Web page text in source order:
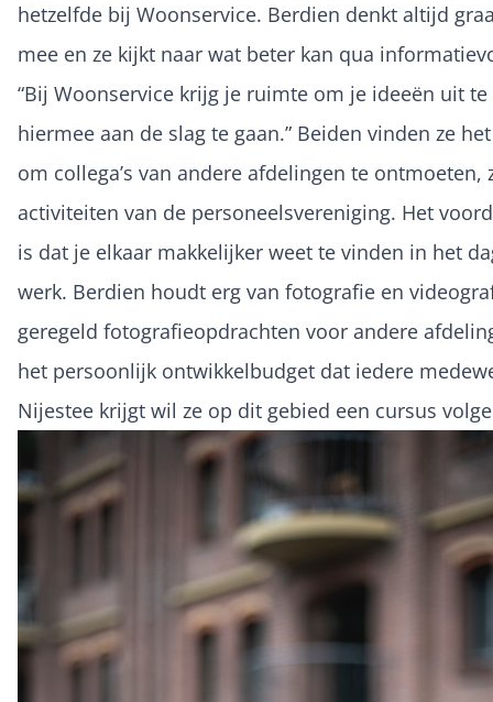
hetzelfde bij Woonservice. Berdien denkt altijd
mee en ze kijkt naar wat beter kan qua
“Bij Woonservice krijg je ruimte om je ideeën uit
hiermee aan de slag te gaan.” Beiden vinden ze
om collega’s van andere afdelingen te ontmoeten,
activiteiten van de personeelsvereniging. Het
is dat je elkaar makkelijker weet te vinden in het
werk. Berdien houdt erg van fotografie en
geregeld fotografieopdrachten voor andere
het persoonlijk ontwikkelbudget dat iedere
Nijestee krijgt wil ze op dit gebied een cursus